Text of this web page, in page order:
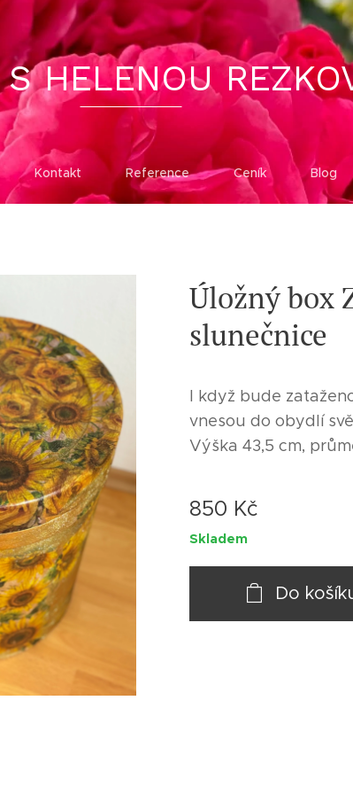
HELENOU
Kontakt Reference Ceník Blog
Úložný box
slunečnice
I když bude
vnesou do obydlí
Výška 43,5 cm,
850 Kč
Skladem
Do